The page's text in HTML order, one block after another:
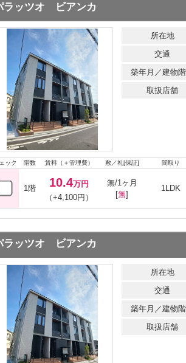
ラッツオ ビアンカ
所在地
交通
築年月／建物
取扱店舗
ック 階数 賃料（＋管理費） 敷／礼[保証] 間取り
1階 10.4万円
（+4,100円）
無/1ヶ月
[無]
1LDK
ラッツオ ビアンカ
所在地
交通
築年月／建物
取扱店舗